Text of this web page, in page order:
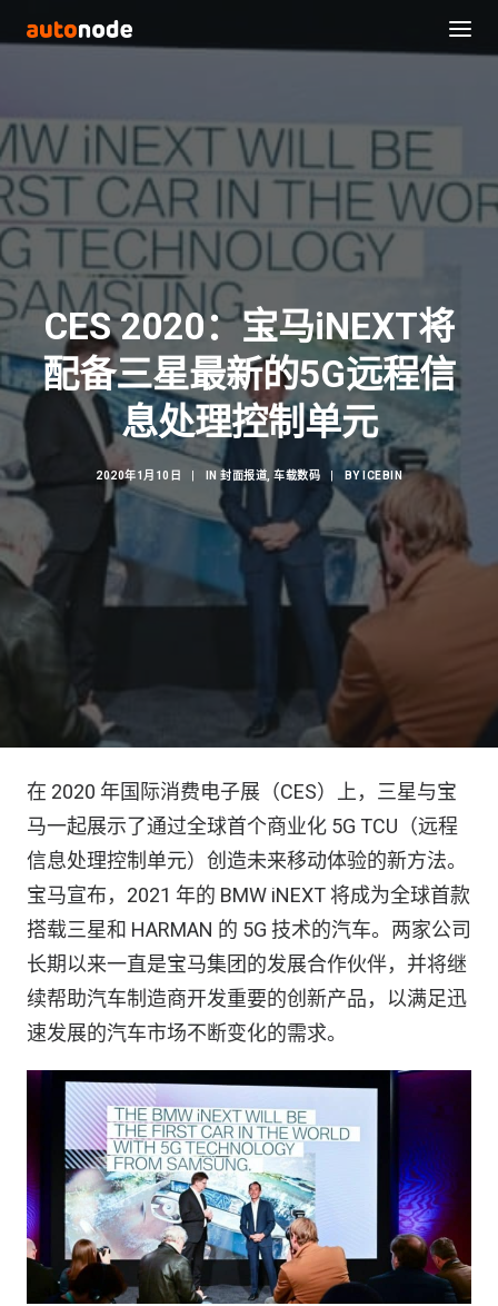
Search
CES 2020：宝马iNEXT将
配备三星最新的5G远程信
息处理控制单元
2020年1月10日 IN 封面报道 车载数码 BY ICEBIN
在 2020 年国际消费电子展（CES）上，三星与宝
马一起展示了通过全球首个商业化 5G TCU（远程
信息处理控制单元）创造未来移动体验的新方法。
宝马宣布，2021 年的 BMW iNEXT 将成为全球首款
搭载三星和 HARMAN 的 5G 技术的汽车。两家公司
长期以来一直是宝马集团的发展合作伙伴，并将继
续帮助汽车制造商开发重要的创新产品，以满足迅
速发展的汽车市场不断变化的需求。